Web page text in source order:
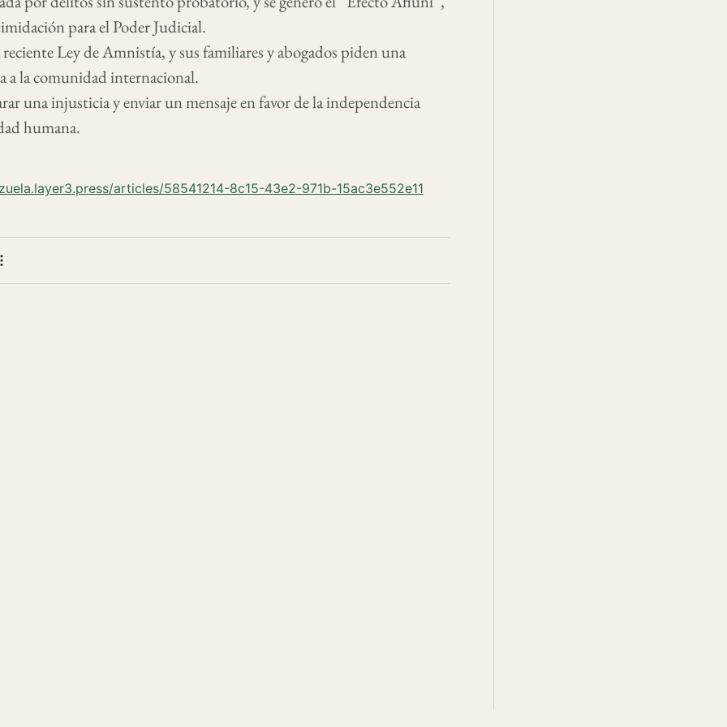
para el Poder Judicial.
Ley de Amnistía, y sus familiares y abogados piden una
a la comunidad internacional.
una injusticia y enviar un mensaje en favor de la independencia
humana.
articles/58541214-8c15-43e2-971b-15ac3e552e11
More actions